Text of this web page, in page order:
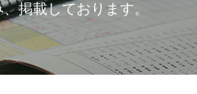
掲載しております。